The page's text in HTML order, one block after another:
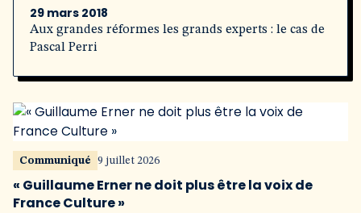
29 mars 2018
Aux grandes réformes les grands experts : le cas de
Pascal Perri
Communiqué 9 juillet 2026
« Guillaume Erner ne doit plus être la voix de
France Culture »